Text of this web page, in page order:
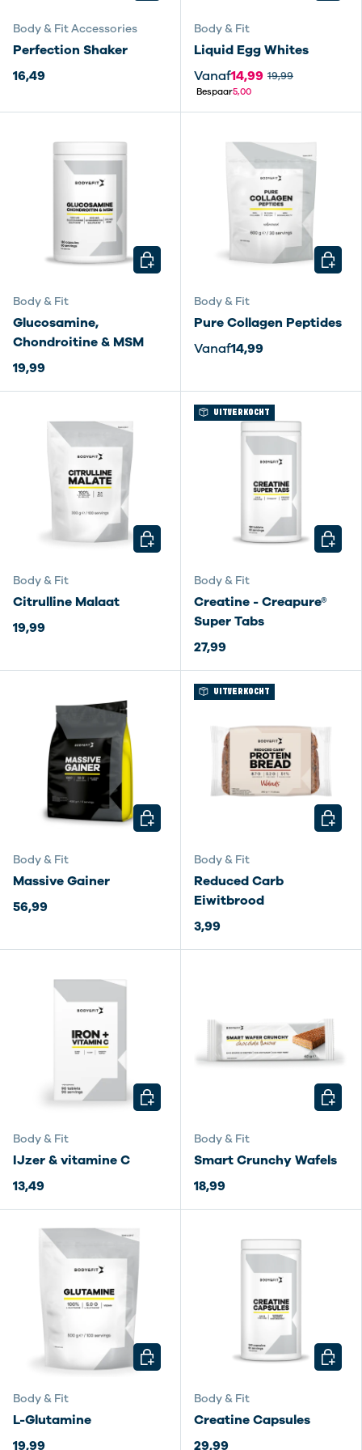
Body & Fit Accessories
Perfection Shaker
16,49
Body & Fit
Liquid Egg Whites
Vanaf14,99 19,99
Bespaar5,00
Body & Fit
Glucosamine,
Chondroitine & MSM
19,99
KIES MOGELIJKHEDEN
Body & Fit
Pure Collagen Peptides
Vanaf14,99
KIES
Body & Fit
Citrulline Malaat
19,99
KIES MOGELIJKHEDEN
UITVERKOCHT
Body & Fit
Creatine - Creapure®
Super Tabs
27,99
KIES
Body & Fit
Massive Gainer
56,99
KIES MOGELIJKHEDEN
UITVERKOCHT
Body & Fit
Reduced Carb
Eiwitbrood
3,99
KIES
Body & Fit
IJzer & vitamine C
13,49
KIES MOGELIJKHEDEN
Body & Fit
Smart Crunchy Wafels
18,99
KIES
Body & Fit
L-Glutamine
19,99
KIES MOGELIJKHEDEN
Body & Fit
Creatine Capsules
29,99
KIES